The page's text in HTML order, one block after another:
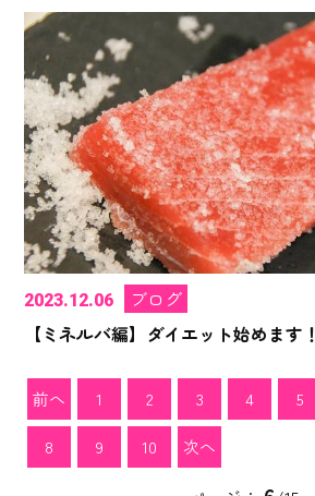
2023.12.06
ブログ
【ミネルバ編】ダイエット始めます！
前へ 1 2 3 4 5
8 9 10 次へ